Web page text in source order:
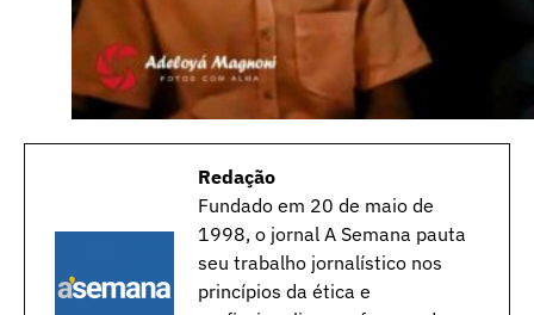
Redação
Fundado em 20 de maio de
1998, o jornal A Semana pauta
seu trabalho jornalístico nos
princípios da ética e